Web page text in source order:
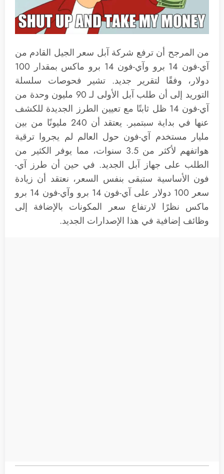
من المرجح أن ترفع شركة آبل سعر الجيل القادم من
آي-فون 14 برو وآي-فون 14 برو ماكس بمقدار 100
دولار، وفقًا لتقرير جديد. تشير فحوصات سلسلة
التوريد إلى أن طلب آبل الأولى لـ 90 مليون وحدة من
آي-فون 14 ظل ثابتًا مع تعيين الطرز الجديدة للكشف
عنها في بداية سبتمبر. يعتقد أن 240 مليونًا من بين
مليار مستخدم آي-فون حول العالم لم يجروا ترقية
هواتفهم لأكثر من 3.5 سنوات، مما يوفر الكثير من
الطلب على جهاز آبل الجديد. في حين أن طرز آي-
فون الأساسية ستبقى بنفس السعر، نعتقد أن زيادة
سعر 100 دولار على آي-فون 14 برو وآي-فون 14 برو
ماكس نظرًا لارتفاع سعر المكونات بالإضافة إلى
وظائف إضافية في هذا الإصدارات الجديد.